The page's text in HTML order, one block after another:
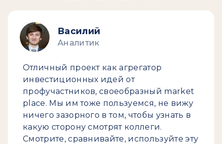
Василий
Аналитик
Отличный проект как агрегатор
инвестиционных идей от
профучастников, своеобразный market
place. Мы им тоже пользуемся, не вижу
ничего зазорного в том, чтобы узнать в
какую сторону смотрят коллеги.
Смотрите, сравнивайте, используйте эту